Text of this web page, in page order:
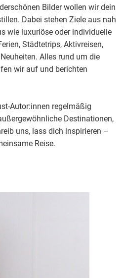
Bilder wollen wir dein
Dabei stehen Ziele aus nah
wie luxuriöse oder individuelle
Städtetrips, Aktivreisen,
Alles rund um die
wir auf und berichten
Autor:innen regelmäßig
Destinationen,
uns, lass dich inspirieren –
Reise.